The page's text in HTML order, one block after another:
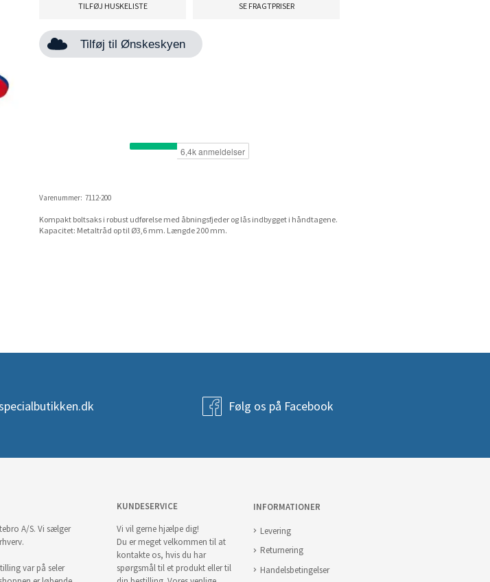
TILFØJ HUSKELISTE SE FRAGTPRISER
Tilføj til Ønskeskyen
Varenummer: 7112-200
Kompakt boltsaks i robust udførelse med åbningsfjeder og lås indbygget i håndtagene.
Kapacitet: Metaltråd op til Ø3,6 mm. Længde 200 mm.
Følg os på Facebook
A/S. Vi sælger
var på seler
KUNDESERVICE
Vi vil gerne hjælpe dig!
Du er meget velkommen til at
kontakte os, hvis du har
spørgsmål til et produkt eller til
INFORMATIONER
Levering
Returnering
Handelsbetingelser